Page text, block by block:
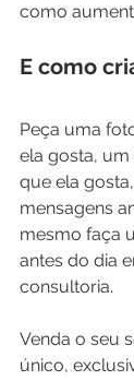
como
E como
Peça uma
ela gosta,
que ela
mensagens
mesmo faça
antes do dia
consultoria.
Venda o seu
único,